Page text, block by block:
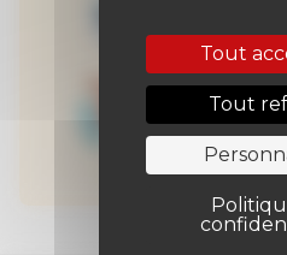
Tout
Tout